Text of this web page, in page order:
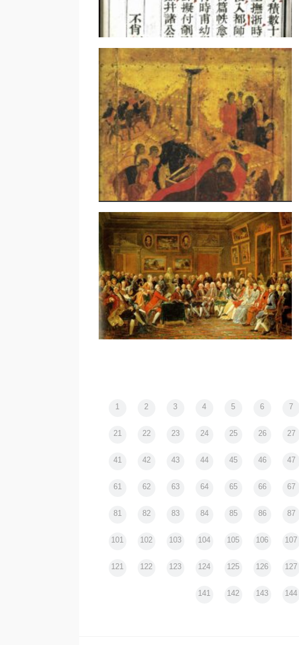
漢語文献学夜話
｜”macroenvironment” and
“microenvironment”｜橋本秀美
Dialogue entre compositeur et
interprète | La notion du temps
et le temps musical | Alexandre
Damnianovitch et Yoko Kaneko
醸す御殿女中的妬み心 ｜松浦茂長
1 2 3 4 5 6 7
21 22 23 24 25 26 27
41 42 43 44 45 46 47
61 62 63 64 65 66 67
81 82 83 84 85 86 87
101 102 103 104 105 106 107
121 122 123 124 125 126 127
141 142 143 144